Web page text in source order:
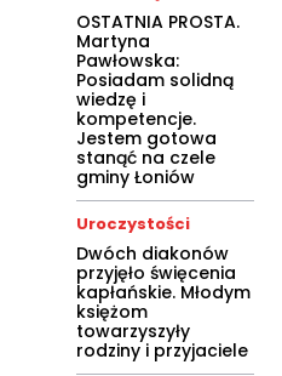
OSTATNIA PROSTA.
Martyna
Pawłowska:
Posiadam solidną
wiedzę i
kompetencje.
Jestem gotowa
stanąć na czele
gminy Łoniów
Uroczystości
Dwóch diakonów
przyjęło święcenia
kapłańskie. Młodym
księżom
towarzyszyły
rodziny i przyjaciele